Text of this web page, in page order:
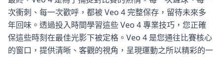
次衝刺、每一次歡呼，都被 Veo 4 完整保存，留待未來多
年回味。透過投入時間學習這些 Veo 4 專業技巧，您正確
保這些時刻在最佳光影下被定格。Veo 4 是您通往比賽核心
的窗口，提供清晰、客觀的視角，呈現運動之所以精彩的一